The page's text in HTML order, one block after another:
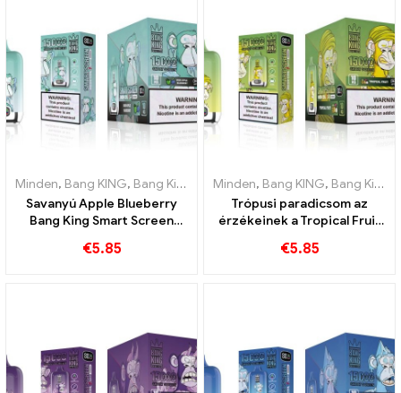
Minden, Bang KING, Bang King Smart Screen 15000 Pöfékel ,
Savanyú Apple Blueberry
Bang King Smart Screen
gőzölés, tele friss ízekkel
€5.85
Minden, Bang KING, Bang King Smart Screen 15000 Pöfékel
Trópusi paradicsom az
érzékeinek a Tropical Fruit
segítségével 15000 Pöfékel
€5.85